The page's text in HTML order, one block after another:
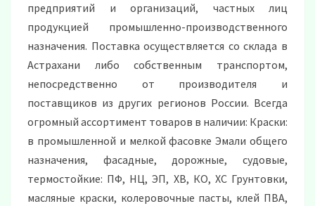
предприятий и организаций, частных лиц
продукцией промышленно-производственного
назначения. Поставка осуществляется со склада в
Астрахани либо собственным транспортом,
непосредственно от производителя и
поставщиков из других регионов России. Всегда
огромный ассортимент товаров в наличии: Краски:
в промышленной и мелкой фасовке Эмали общего
назначения, фасадные, дорожные, судовые,
термостойкие: ПФ, НЦ, ЭП, ХВ, КО, ХС Грунтовки,
масляные краски, колеровочные пасты, клей ПВА,